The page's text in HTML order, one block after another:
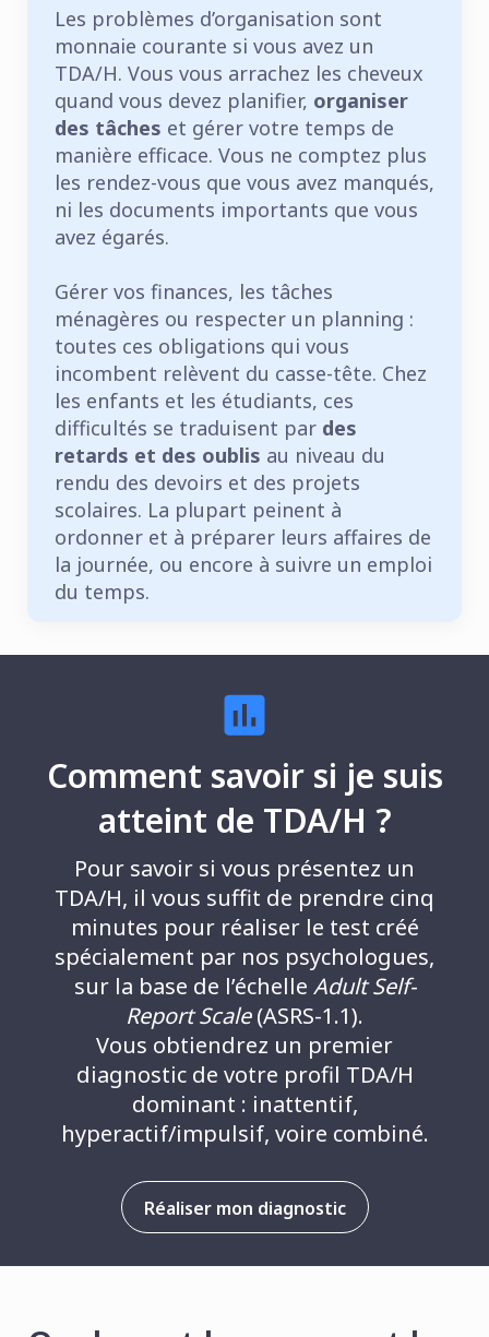
Les problèmes d’organisation sont
monnaie courante si vous avez un
TDA/H. Vous vous arrachez les cheveux
quand vous devez planifier, organiser
des tâches et gérer votre temps de
manière efficace. Vous ne comptez plus
les rendez-vous que vous avez manqués,
ni les documents importants que vous
avez égarés.
Gérer vos finances, les tâches
ménagères ou respecter un planning :
toutes ces obligations qui vous
incombent relèvent du casse-tête. Chez
les enfants et les étudiants, ces
difficultés se traduisent par des
retards et des oublis au niveau du
rendu des devoirs et des projets
scolaires. La plupart peinent à
ordonner et à préparer leurs affaires de
la journée, ou encore à suivre un emploi
du temps.
Comment savoir si je suis
atteint de TDA/H ?
Pour savoir si vous présentez un
TDA/H, il vous suffit de prendre cinq
minutes pour réaliser le test créé
spécialement par nos psychologues,
sur la base de l’échelle Adult Self-
Report Scale(ASRS-1.1).
Vous obtiendrez un premier
diagnostic de votre profil TDA/H
dominant : inattentif,
hyperactif/impulsif, voire combiné.
Réaliser mon diagnostic